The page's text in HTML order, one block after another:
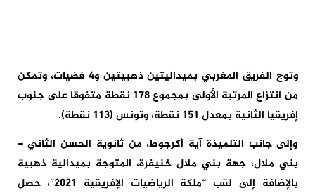
وتوج الفريق المغربي بميداليتين ذهبيتين و4 فضيات، وتمكن
من انتزاع المرتبة الأولى بمجموع 178 نقطة متفوقا على جنوب
إفريقيا الثانية بمعدل 151 نقطة، وتونس (113 نقطة).
وإلى جانب التلميذة آية أكرجوط، من ثانوية الحسن الثاني –
بني ملال، جهة بني ملال خنيفرة، المتوجة بميدالية ذهبية
بالإضافة إلى لقب “ملكة الرياضيات الإفريقية 2021″، حصل